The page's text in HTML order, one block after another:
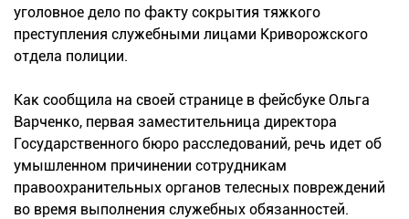
уголовное дело по факту сокрытия тяжкого
преступления служебными лицами Криворожского
отдела полиции.
Как сообщила на своей странице в фейсбуке Ольга
Варченко, первая заместительница директора
Государственного бюро расследований, речь идет об
умышленном причинении сотрудникам
правоохранительных органов телесных повреждений
во время выполнения служебных обязанностей.